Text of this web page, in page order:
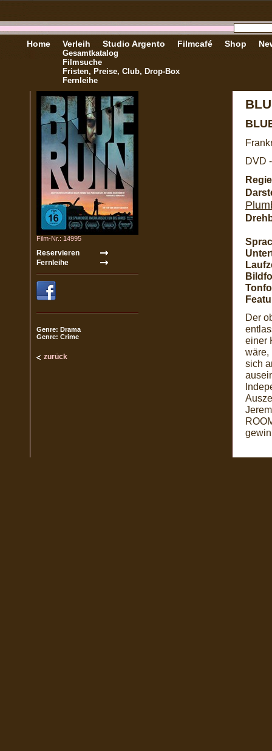
Home Verleih
Gesamtkatalog
Filmsuche
Fristen, Preise, Club, Drop-Box
Fernleihe
Studio Argento Filmcafé Shop
Film-Nr.: 14995
Genre: Drama
Genre: Crime
zurück
DVD
Der
einer
wäre,
sich